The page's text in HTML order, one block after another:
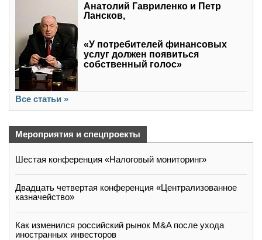
Анатолий Гавриленко и Петр
Лансков,
«У потребителей финансовых
услуг должен появиться
собственный голос»
Все статьи »
Мероприятия и спецпроекты
Шестая конференция «Налоговый мониторинг»
Двадцать четвертая конференция «Централизованное
казначейство»
Как изменился российский рынок M&A после ухода
иностранных инвесторов